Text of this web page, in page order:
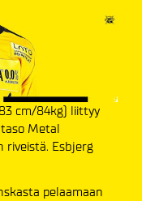
cm/84kg) liittyy
Metal
riveistä. Esbjerg
pelaamaan